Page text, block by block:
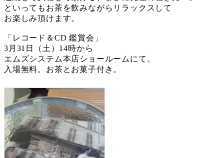
といってもお茶を飲みながらリラックスして
お楽しみ頂けます。
「レコード＆CD 鑑賞会」
3月31日（土）14時から
エムズシステム本店ショールームにて。
入場無料。お茶とお菓子付き。